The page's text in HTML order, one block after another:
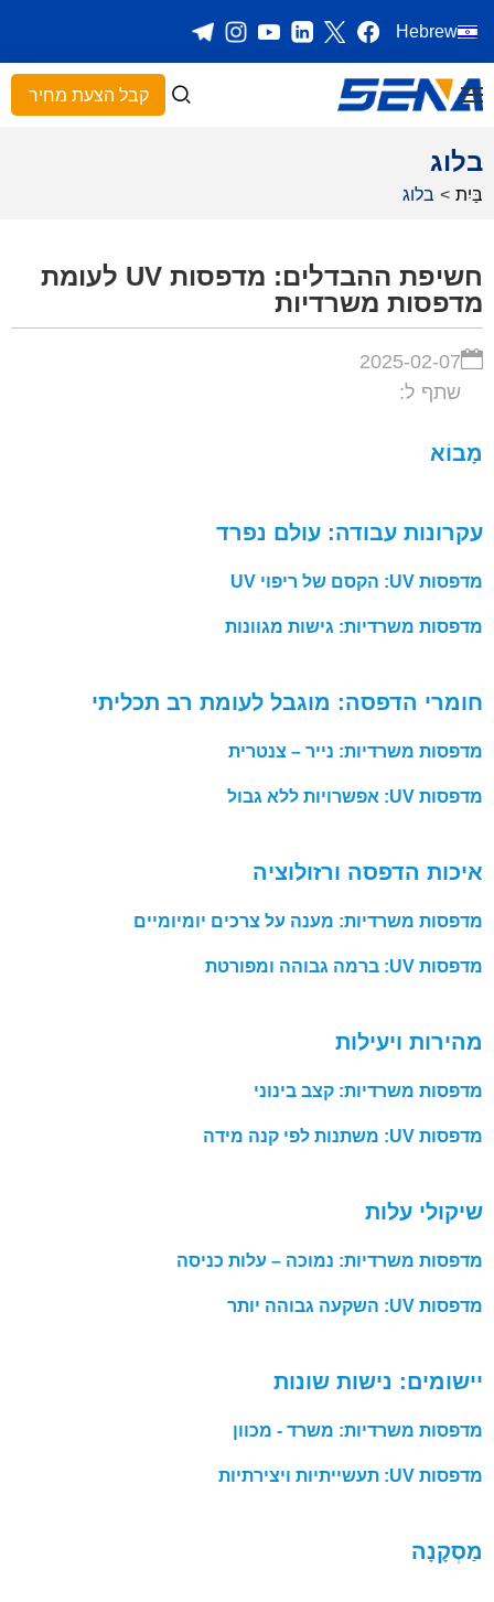
Hebrew
קבל הצעת מחיר
בלוג
בַּיִת > בלוג
חשיפת ההבדלים: מדפסות UV לעומת
מדפסות משרדיות
2025-02-07
שתף ל:
מָבוֹא
עקרונות עבודה: עולם נפרד
מדפסות UV: הקסם של ריפוי UV
מדפסות משרדיות: גישות מגוונות
חומרי הדפסה: מוגבל לעומת רב תכליתי
מדפסות משרדיות: נייר – צנטרית
מדפסות UV: אפשרויות ללא גבול
איכות הדפסה ורזולוציה
מדפסות משרדיות: מענה על צרכים יומיומיים
מדפסות UV: ברמה גבוהה ומפורטת
מהירות ויעילות
מדפסות משרדיות: קצב בינוני
מדפסות UV: משתנות לפי קנה מידה
שיקולי עלות
מדפסות משרדיות: נמוכה – עלות כניסה
מדפסות UV: השקעה גבוהה יותר
יישומים: נישות שונות
מדפסות משרדיות: משרד - מכוון
מדפסות UV: תעשייתיות ויצירתיות
מַסְקָנָה